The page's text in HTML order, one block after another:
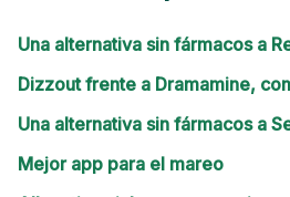
Una alternativa sin fármacos a
Dizzout frente a Dramamine,
Una alternativa sin fármacos a
Mejor app para el mareo